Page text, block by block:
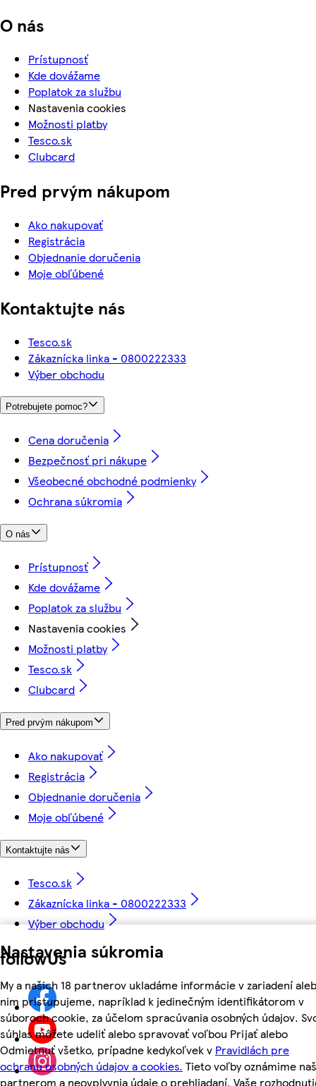
Nastavenia súkromia
My a našich 18 partnerov ukladáme informácie v zariadení
nim pristupujeme, napríklad k jedinečným identifikátorom v
súboroch cookie, za účelom spracúvania osobných údajov.
súhlas môžete udeliť alebo spravovať voľbou Prijať alebo
Odmietnuť všetko, prípadne kedykoľvek v Pravidlách pre
ochranu osobných údajov a cookies. Tieto voľby oznámime
partnerom a neovplyvnia údaje o prehliadaní. Vaše
O nás
Prístupnosť
Kde dovážame
Poplatok za službu
Nastavenia cookies
Možnosti platby
Tesco.sk
Clubcard
Pred prvým nákupom
Ako nakupovať
Registrácia
Objednanie doručenia
Moje obľúbené
Kontaktujte nás
Tesco.sk
Zákaznícka linka - 0800222333
Výber obchodu
Potrebujete pomoc?
Cena doručenia
Bezpečnosť pri nákupe
Všeobecné obchodné podmienky
Ochrana súkromia
O nás
Prístupnosť
Kde dovážame
Poplatok za službu
Nastavenia cookies
Možnosti platby
Tesco.sk
Clubcard
Pred prvým nákupom
Ako nakupovať
Registrácia
Objednanie doručenia
Moje obľúbené
Kontaktujte nás
Tesco.sk
Zákaznícka linka - 0800222333
Výber obchodu
followUs